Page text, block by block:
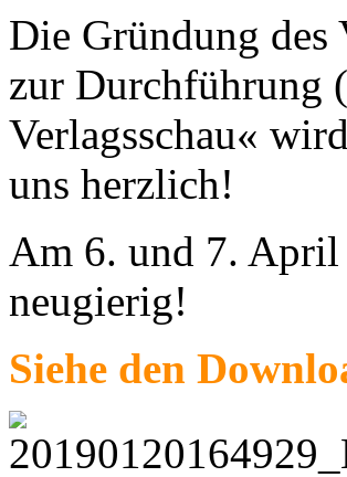
Die Gründung
zur Durchführung
Verlagsschau«
uns herzlich!
Am 6. und 7. April
neugierig!
Siehe den